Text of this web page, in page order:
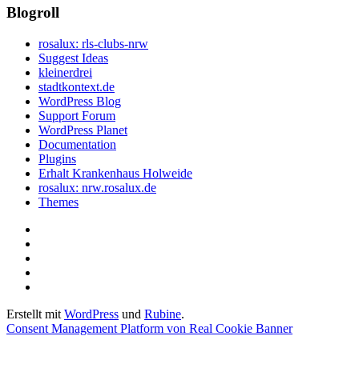
Blogroll
rosalux: rls-clubs-nrw
Suggest Ideas
kleinerdrei
stadtkontext.de
WordPress Blog
Support Forum
WordPress Planet
Documentation
Plugins
Erhalt Krankenhaus Holweide
rosalux: nrw.rosalux.de
Themes
Einstellungen
Erstellt mit WordPress und Rubine.
Consent Management Platform von Real Cookie Banner